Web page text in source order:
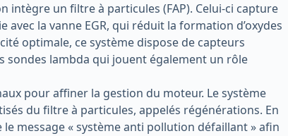
intègre un filtre à particules (FAP). Celui-ci capture
la vanne EGR, qui réduit la formation d’oxydes
optimale, ce système dispose de capteurs
sondes lambda qui jouent également un rôle
pour affiner la gestion du moteur. Le système
du filtre à particules, appelés régénérations. En
message « système anti pollution défaillant » afin